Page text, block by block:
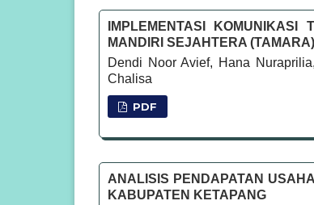
IMPLEMENTASI
MANDIRI SEJAHTERA
Dendi Noor Avief, Hana
Chalisa
PDF
ANALISIS PENDAPATAN
KABUPATEN KETAPANG